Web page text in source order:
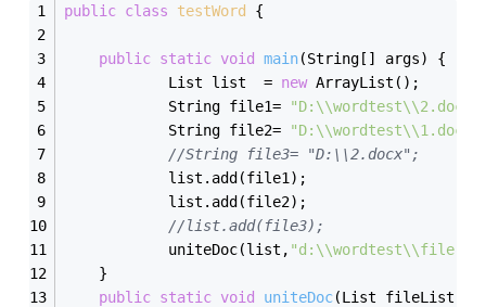
public class testWord {
public static void main(String[] args)
{
            List list  =
new ArrayList();
            String file1=
"D:\\wordtest\\2.doc"
            String file2=
"D:\\wordtest\\1.doc"
//String file3= "D:\\2.docx";
            list.add(file1);
            list.add(file2);
//list.add(file3);
            uniteDoc(list,
    }
public static void uniteDoc(List fileList,